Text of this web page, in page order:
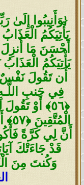
{وَأَنِيبُوا إِلَىٰ
أَحْسَنَ مَا
أَن تَقُولَ
فِي جَنبِ
﴿٥٦﴾ أَوْ
قَدْ جَاءَتْكَ
وَكُنتَ مِنَ